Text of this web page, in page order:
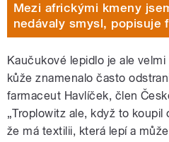
Mezi africkými kmeny
nedávaly smysl, popisuje
Kaučukové lepidlo je ale
kůže znamenalo často
farmaceut Havlíček, člen
„Troplowitz ale, když to
že má textilii, která lepí a